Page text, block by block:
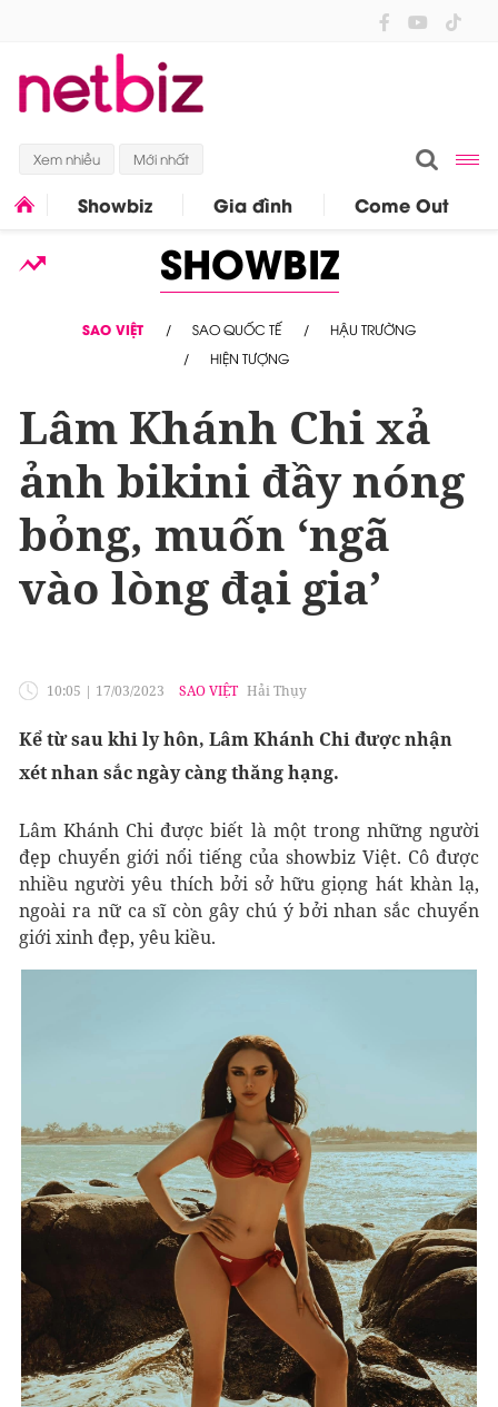
Xem nhiều Mới nhất
Showbiz Gia đình Come Out
SHOWBIZ
SAO VIỆT SAO QUỐC TẾ
HẬU TRƯỜNG
HIỆN TƯỢNG
Lâm Khánh Chi xả
ảnh bikini đầy nóng
bỏng, muốn ‘ngã
vào lòng đại gia’
10:05 | 17/03/2023 SAO VIỆT Hải Thụy
Kể từ sau khi ly hôn, Lâm Khánh Chi được nhận
xét nhan sắc ngày càng thăng hạng.
Lâm Khánh Chi được biết là một trong những người
đẹp chuyển giới nổi tiếng của showbiz Việt. Cô được
nhiều người yêu thích bởi sở hữu giọng hát khàn lạ,
ngoài ra nữ ca sĩ còn gây chú ý bởi nhan sắc chuyển
giới xinh đẹp, yêu kiều.